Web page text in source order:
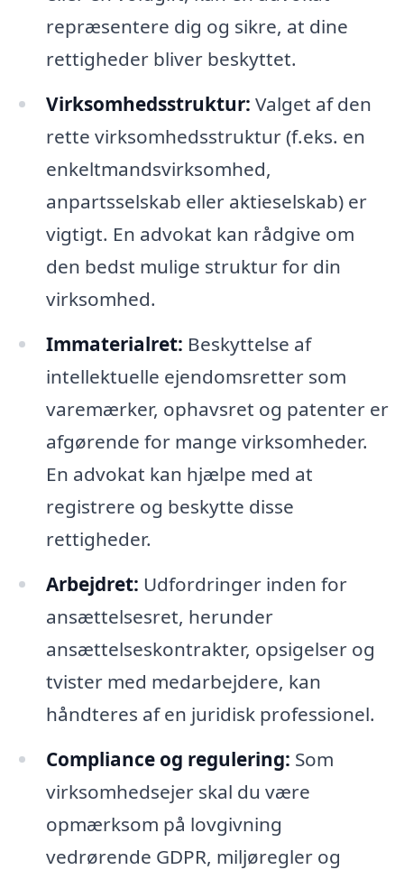
repræsentere dig og sikre, at dine
rettigheder bliver beskyttet.
Virksomhedsstruktur: Valget af den
rette virksomhedsstruktur (f.eks. en
enkeltmandsvirksomhed,
anpartsselskab eller aktieselskab) er
vigtigt. En advokat kan rådgive om
den bedst mulige struktur for din
virksomhed.
Immaterialret: Beskyttelse af
intellektuelle ejendomsretter som
varemærker, ophavsret og patenter er
afgørende for mange virksomheder.
En advokat kan hjælpe med at
registrere og beskytte disse
rettigheder.
Arbejdret: Udfordringer inden for
ansættelsesret, herunder
ansættelseskontrakter, opsigelser og
tvister med medarbejdere, kan
håndteres af en juridisk professionel.
Compliance og regulering: Som
virksomhedsejer skal du være
opmærksom på lovgivning
vedrørende GDPR, miljøregler og